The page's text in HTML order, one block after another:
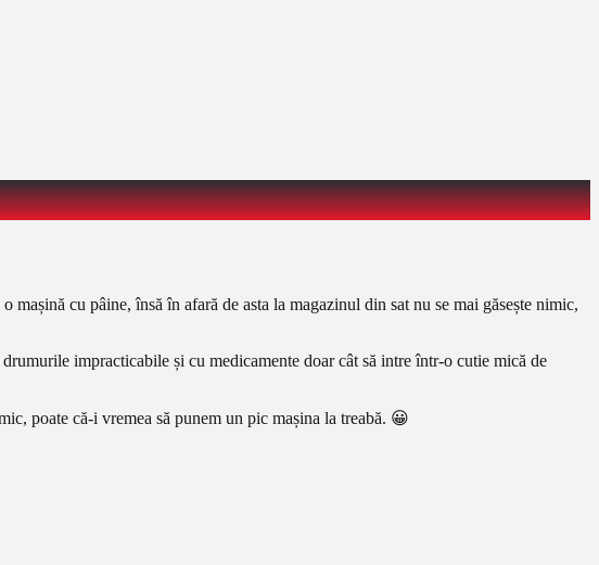
cu pâine, însă în afară de asta la magazinul din sat nu se mai găsește nimic,
impracticabile și cu medicamente doar cât să intre într-o cutie mică de
poate că-i vremea să punem un pic mașina la treabă. 😀